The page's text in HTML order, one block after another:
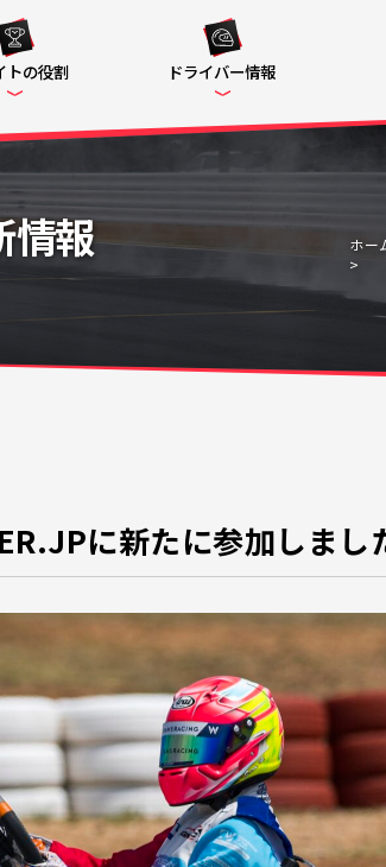
トの役割 ドライバー情報
情報 ホー
に新たに参加しまし